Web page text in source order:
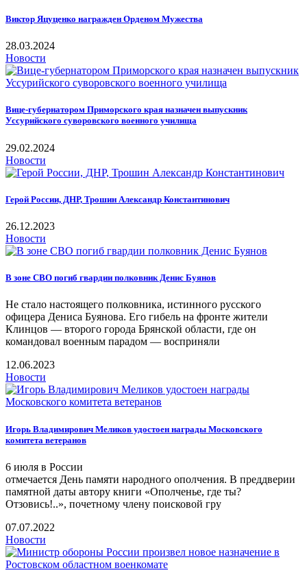
Виктор Яцуценко награжден Орденом Мужества
28.03.2024
Новости
Вице-губернатором Приморского края назначен выпускник
Уссурийского суворовского военного училища
29.02.2024
Новости
Герой России, ДНР, Трошин Александр Константинович
26.12.2023
Новости
В зоне СВО погиб гвардии полковник Денис Буянов
Не стало настоящего полковника, истинного русского
офицера Дениса Буянова. Его гибель на фронте жители
Клинцов — второго города Брянской области, где он
командовал военным парадом — восприняли
12.06.2023
Новости
Игорь Владимирович Меликов удостоен награды Московского
комитета ветеранов
6 июля в России
отмечается День памяти народного ополчения. В преддверии
памятной даты автору книги «Ополченье, где ты?
Отзовись!..», почетному члену поисковой гру
07.07.2022
Новости